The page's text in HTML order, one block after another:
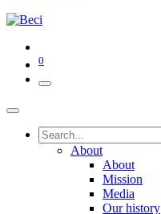
0
About
About
Mission
Media
Our history